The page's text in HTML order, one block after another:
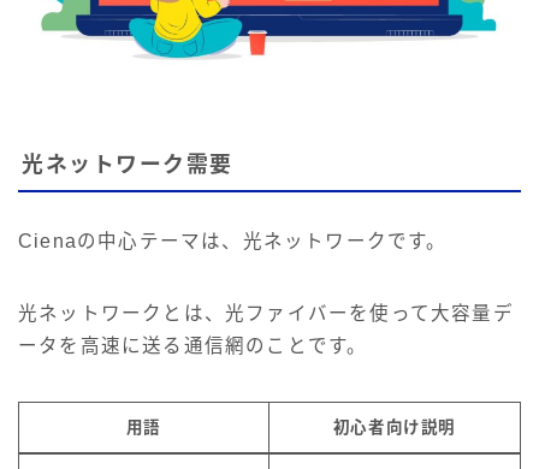
光ネットワーク需要
Cienaの中心テーマは、光ネットワークです。
光ネットワークとは、光ファイバーを使って大容量デ
ータを高速に送る通信網のことです。
用語 初心者向け説明